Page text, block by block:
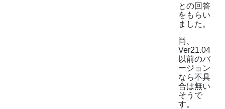
との回答
をもらい
ました。
尚、
Ver21.04
以前のバ
ージョン
なら不具
合は無い
そうで
す。